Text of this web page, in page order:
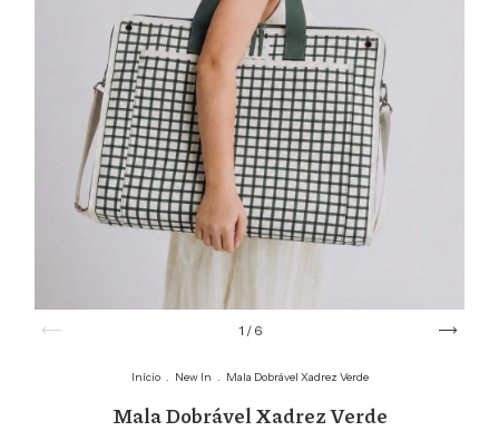
1 / 6
Início . New In . Mala Dobrável Xadrez Verde
Mala Dobrável Xadrez Verde